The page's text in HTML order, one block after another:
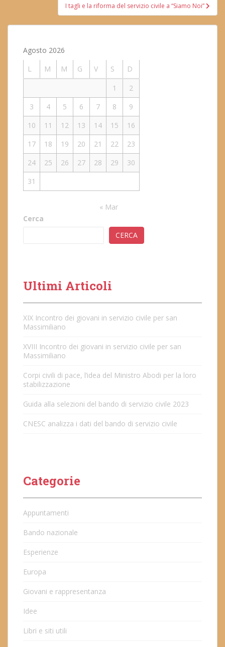
I tagli e la riforma del servizio civile a “Siamo Noi”
Agosto 2026
L
M M G V S
D
1
2
3
4 5 6 7 8
9
10
11 12 13 14 15
16
17
18 19 20 21 22
23
24
25 26 27 28 29
30
31
« Mar
Cerca
CERCA
Ultimi Articoli
XIX Incontro dei giovani in servizio civile per san
Massimiliano
XVIII Incontro dei giovani in servizio civile per san
Massimiliano
Corpi civili di pace, l’idea del Ministro Abodi per la loro
stabilizzazione
Guida alla selezioni del bando di servizio civile 2023
CNESC analizza i dati del bando di servizio civile
Categorie
Appuntamenti
Bando nazionale
Esperienze
Europa
Giovani e rappresentanza
Idee
Libri e siti utili